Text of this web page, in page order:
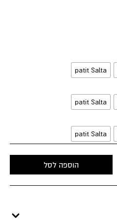
patit Salta
patit Salta
patit Salta
הוספה לסל